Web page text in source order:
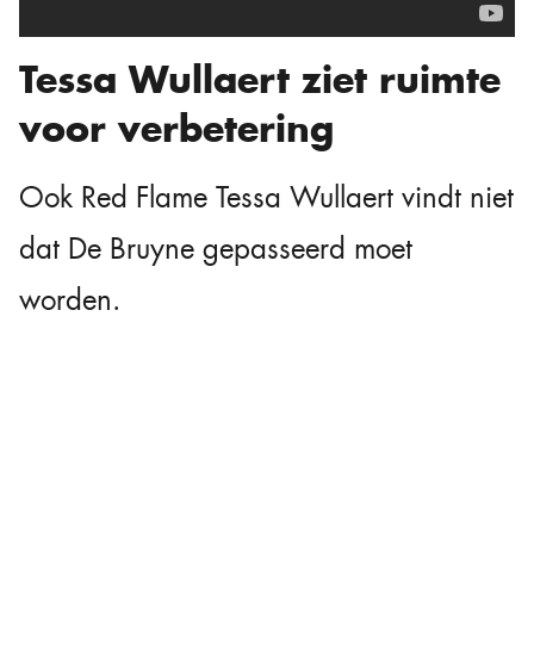
Tessa Wullaert ziet ruimte
voor verbetering
Ook Red Flame Tessa Wullaert vindt niet
dat De Bruyne gepasseerd moet
worden.